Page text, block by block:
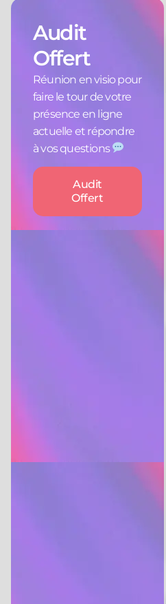
Audit
Offert
Réunion en visio pour
faire le tour de votre
présence en ligne
actuelle et répondre
à vos questions
Audit
Offert